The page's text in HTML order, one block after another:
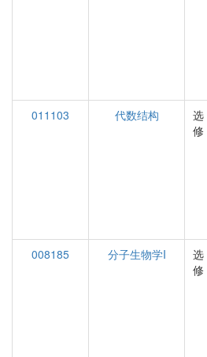
011103
代数结构
选
修
008185
分子生物学I
选
修